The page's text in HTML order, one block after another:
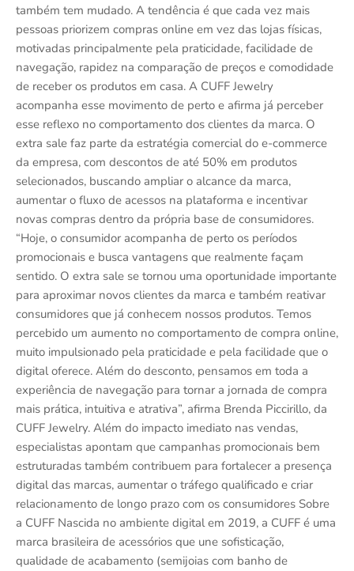
também tem mudado. A tendência é que cada vez mais
pessoas priorizem compras online em vez das lojas físicas,
motivadas principalmente pela praticidade, facilidade de
navegação, rapidez na comparação de preços e comodidade
de receber os produtos em casa. A CUFF Jewelry
acompanha esse movimento de perto e afirma já perceber
esse reflexo no comportamento dos clientes da marca. O
extra sale faz parte da estratégia comercial do e-commerce
da empresa, com descontos de até 50% em produtos
selecionados, buscando ampliar o alcance da marca,
aumentar o fluxo de acessos na plataforma e incentivar
novas compras dentro da própria base de consumidores.
“Hoje, o consumidor acompanha de perto os períodos
promocionais e busca vantagens que realmente façam
sentido. O extra sale se tornou uma oportunidade importante
para aproximar novos clientes da marca e também reativar
consumidores que já conhecem nossos produtos. Temos
percebido um aumento no comportamento de compra online,
muito impulsionado pela praticidade e pela facilidade que o
digital oferece. Além do desconto, pensamos em toda a
experiência de navegação para tornar a jornada de compra
mais prática, intuitiva e atrativa”, afirma Brenda Piccirillo, da
CUFF Jewelry. Além do impacto imediato nas vendas,
especialistas apontam que campanhas promocionais bem
estruturadas também contribuem para fortalecer a presença
digital das marcas, aumentar o tráfego qualificado e criar
relacionamento de longo prazo com os consumidores Sobre
a CUFF Nascida no ambiente digital em 2019, a CUFF é uma
marca brasileira de acessórios que une sofisticação,
qualidade de acabamento (semijoias com banho de